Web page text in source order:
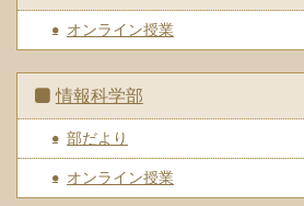
オンライン授業
情報科学部
部だより
オンライン授業